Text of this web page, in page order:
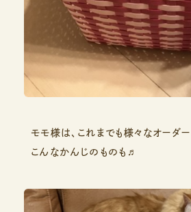
モモ様は、これまでも様々なオーダ
こんなかんじのものも♬